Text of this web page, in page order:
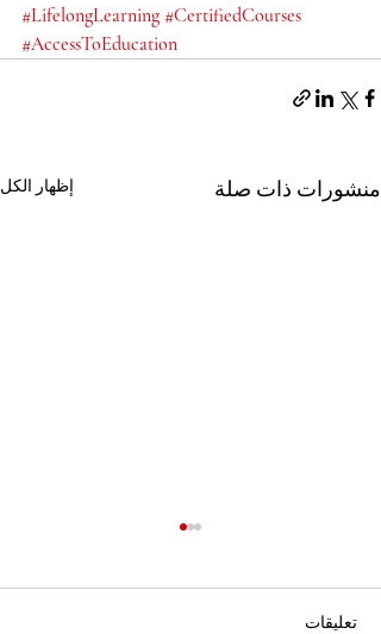
#LifelongLearning #CertifiedCourses
#AccessToEducation
منشورات ذات صلة إظهار الكل
تعليقات